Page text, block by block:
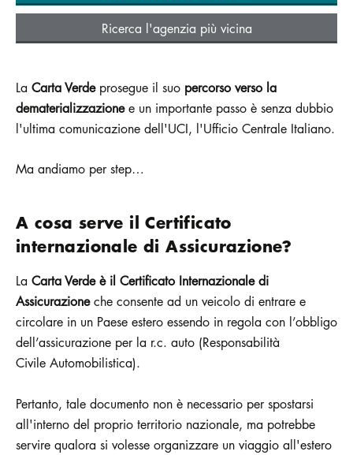
Ricerca l'agenzia più vicina
La Carta Verdeprosegue il suo percorso verso la
dematerializzazionee un importante passo è senza dubbio
l'ultima comunicazione dell'UCI, l'Ufficio Centrale Italiano.
Ma andiamo per step…
A cosa serve il Certificato
internazionale di Assicurazione?
La Carta Verde è il Certificato Internazionale di
Assicurazioneche consente ad un veicolo di entrare e
circolare in un Paese estero essendo in regola con l’obbligo
dell’assicurazione per la r.c. auto (Responsabilità
Civile Automobilistica).
Pertanto, tale documento non è necessario per spostarsi
all'interno del proprio territorio nazionale, ma potrebbe
servire qualora si volesse organizzare un viaggio all'estero